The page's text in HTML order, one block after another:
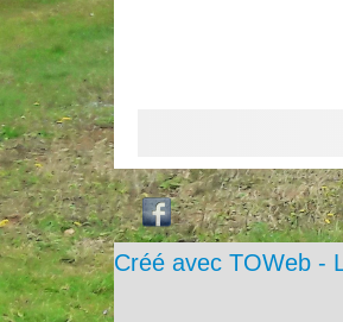
Créé avec TOWeb -